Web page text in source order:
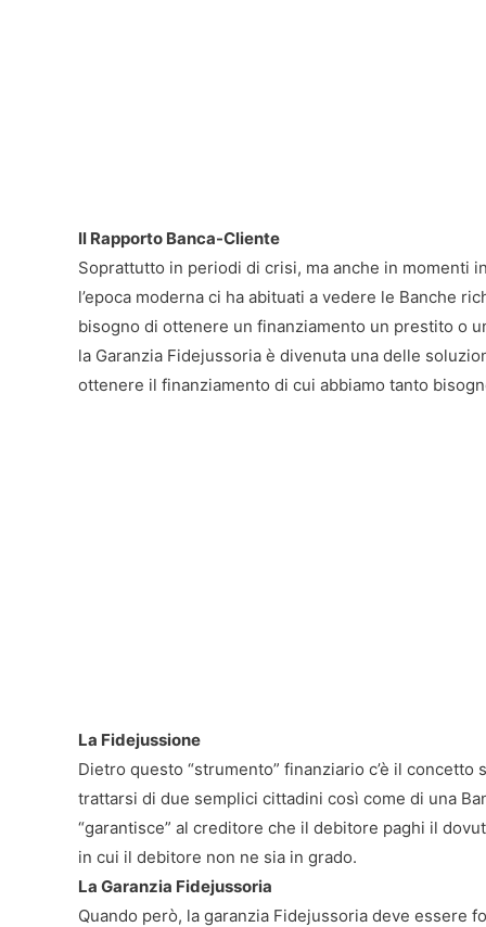
Il Rapporto Banca-Cliente
Soprattutto in periodi di crisi, ma anche in momenti
l’epoca moderna ci ha abituati a vedere le Banche
bisogno di ottenere un finanziamento un prestito o
la Garanzia Fidejussoria è divenuta una delle
ottenere il finanziamento di cui abbiamo tanto
La Fidejussione
Dietro questo “strumento” finanziario c’è il
trattarsi di due semplici cittadini così come di una
“garantisce” al creditore che il debitore paghi il
in cui il debitore non ne sia in grado.
La Garanzia Fidejussoria
Quando però, la garanzia Fidejussoria deve essere